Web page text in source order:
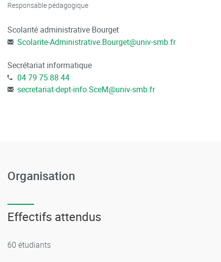
Responsable pédagogique
Scolarité administrative Bourget
Scolarite-Administrative.Bourget@univ-smb.fr
Secrétariat informatique
04 79 75 88 44
secretariat-dept-info.SceM@univ-smb.fr
Organisation
Effectifs attendus
60 étudiants